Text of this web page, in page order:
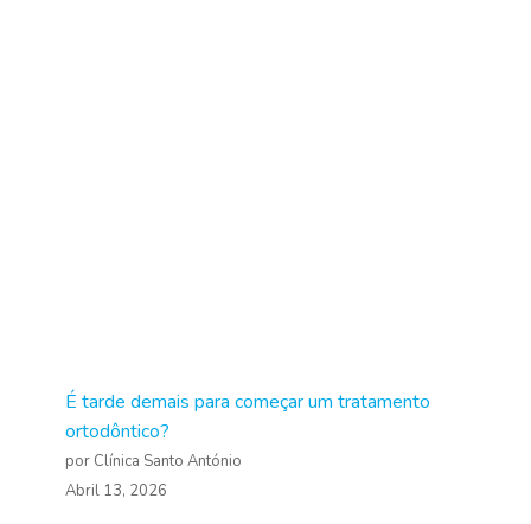
É tarde demais para começar um tratamento
ortodôntico?
por Clínica Santo António
Abril 13, 2026